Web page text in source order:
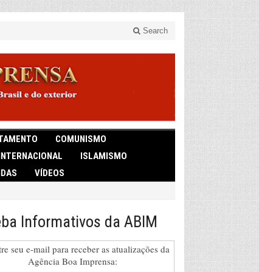
Search
COMUNISMO
ISLAMISMO
VÍDEOS
Informativos da ABIM
seu e-mail para receber as atualizações da
Agência Boa Imprensa: